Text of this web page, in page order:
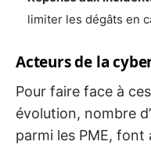
limiter les dégâts en
Acteurs de la
Pour faire face à
évolution, nombre
parmi les PME, font